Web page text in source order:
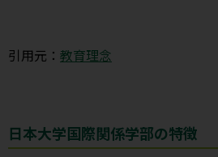
引用元： 教育理念
日本大学国際関係学部の特徴